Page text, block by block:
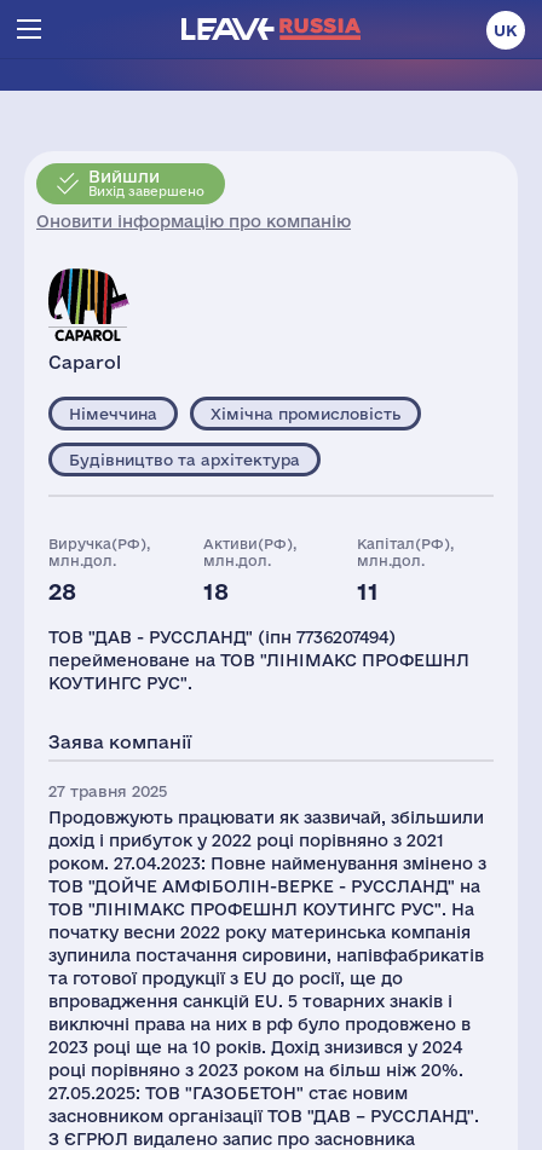
UK
Вийшли
Вихід завершено
Оновити інформацію про компанію
Caparol
Німеччина Хімічна промисловість
Будівництво та архітектура
Виручка(РФ),
млн.дол.
28
Активи(РФ),
млн.дол.
18
Капітал(РФ),
млн.дол.
11
2021
224
млн.дол.
3
ТОВ "ДАВ - РУССЛАНД" (іпн 7736207494)
перейменоване на ТОВ "ЛІНІМАКС ПРОФЕШНЛ
КОУТИНГС РУС".
Заява компанії
27 травня 2025
Продовжують працювати як зазвичай, збільшили
дохід і прибуток у 2022 році порівняно з 2021
роком. 27.04.2023: Повне найменування змінено з
ТОВ "ДОЙЧЕ АМФІБОЛІН-ВЕРКЕ - РУССЛАНД" на
ТОВ "ЛІНІМАКС ПРОФЕШНЛ КОУТИНГС РУС". На
початку весни 2022 року материнська компанія
зупинила постачання сировини, напівфабрикатів
та готової продукції з EU до росії, ще до
впровадження санкцій EU. 5 товарних знаків і
виключні права на них в рф було продовжено в
2023 році ще на 10 років. Дохід знизився у 2024
році порівняно з 2023 роком на більш ніж 20%.
27.05.2025: ТОВ "ГАЗОБЕТОН" стає новим
засновником організації ТОВ "ДАВ – РУССЛАНД".
З ЄГРЮЛ видалено запис про засновника